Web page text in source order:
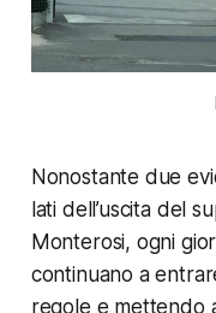
Nonostante due
lati dell’uscita del
Monterosi, ogni
continuano a
regole e mettendo